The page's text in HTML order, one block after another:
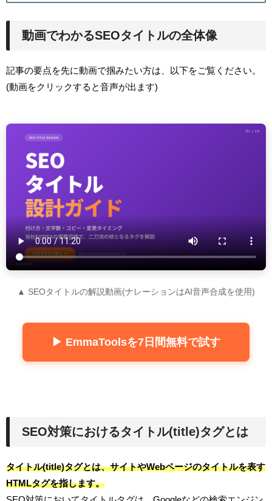
動画でわかるSEOタイトルの全体像
記事の要点を先に動画で掴みたい方は、以下をご覧ください。
(動画をクリックすると音声が出ます)
▲ SEOタイトルの解説動画(ナレーションはAI音声合成を使用)
▶ EmmaToolsを7日間無料で試す
SEO対策におけるタイトル(title)タグとは
タイトル(title)タグとは、サイトやWebページのタイトルを表す
HTMLタグを指します。